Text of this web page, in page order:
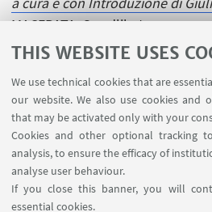
THIS WEBSITE USES
We use technical cookies that are
our website. We also use cookies and
that may be activated only with your
Cookies and other optional tracking
analysis, to ensure the efficacy of
analyse user behaviour.
If you close this banner, you will
essential cookies.
MACERATA, Quodlibet, 2011, pp.
DELL'ANIMA). [Editorship]
USEFUL
InfoPoint